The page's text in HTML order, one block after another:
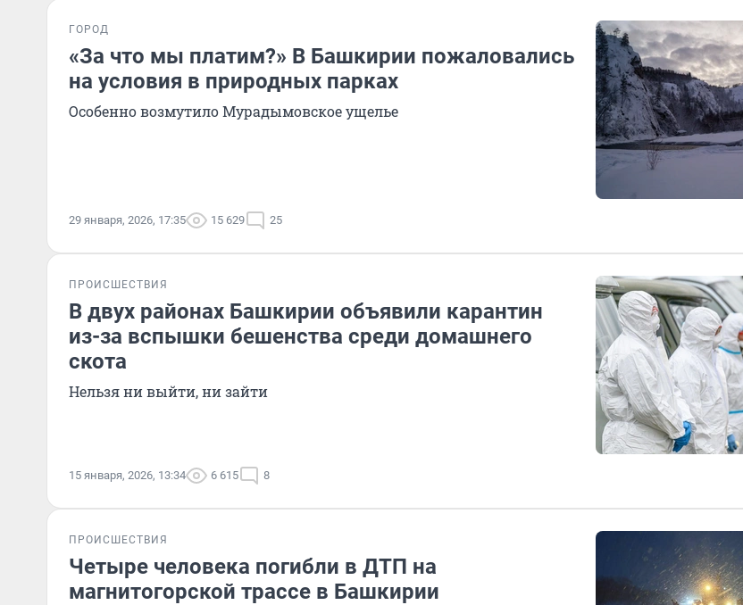
ГОРОД
«За что мы платим?» В Башкирии пожаловались
на условия в природных парках
Особенно возмутило Мурадымовское ущелье
29 января, 2026, 17:35 15 629 25
ПРОИСШЕСТВИЯ
В двух районах Башкирии объявили карантин
из-за вспышки бешенства среди домашнего
скота
Нельзя ни выйти, ни зайти
15 января, 2026, 13:34 6 615 8
ПРОИСШЕСТВИЯ
Четыре человека погибли в ДТП на
магнитогорской трассе в Башкирии